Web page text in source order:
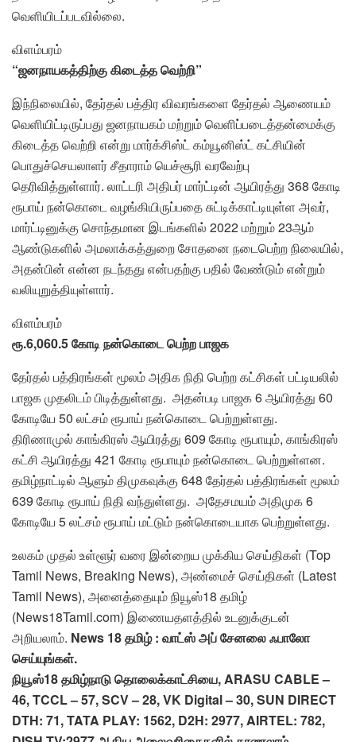
வெளியிடப்படவில்லை.
விளம்பரம்
“ஜனநாயகத்திற்கு கிடைத்த வெற்றி”
இந்நிலையில், தேர்தல் பத்திர விவரங்களை தேர்தல் ஆணையம்
வெளியிட்டிருப்பது ஜனநாயகம் மற்றும் வெளிப்படைத்தன்மைக்கு
கிடைத்த வெற்றி என்று மார்க்சிஸ்ட் கம்யூனிஸ்ட் கட்சியின்
பொதுச்செயலாளர் சீதாராம் யெச்சூரி வரவேற்பு
தெரிவித்துள்ளார். லாட்டரி அதிபர் மார்ட்டின் ஆயிரத்து 368 கோடி
ரூபாய் நன்கொடை வழங்கியிருப்பதை சுட்டிக்காட்டியுள்ள அவர்,
மார்ட்டினுக்கு சொந்தமான இடங்களில் 2022 மற்றும் 23ஆம்
ஆண்டுகளில் அமலாக்கத்துறை சோதனை நடைபெற்ற நிலையில்,
அதன்பின் என்ன நடந்தது என்பதற்கு பதில் வேண்டும் என்றும்
வலியுறுத்தியுள்ளார்.
விளம்பரம்
ரூ.6,060.5 கோடி நன்கொடை பெற்ற பாஜக
தேர்தல் பத்திரங்கள் மூலம் அதிக நிதி பெற்ற கட்சிகள் பட்டியலில்
பாஜக முதலிடம் பிடித்துள்ளது. அதன்படி பாஜக 6 ஆயிரத்து 60
கோடியே 50 லட்சம் ரூபாய் நன்கொடை பெற்றுள்ளது.
திரிணாமுல் காங்கிரஸ் ஆயிரத்து 609 கோடி ரூபாயும், காங்கிரஸ்
கட்சி ஆயிரத்து 421 கோடி ரூபாயும் நன்கொடை பெற்றுள்ளன.
தமிழ்நாட்டில் ஆளும் திமுகவுக்கு 648 தேர்தல் பத்திரங்கள் மூலம்
639 கோடி ரூபாய் நிதி வந்துள்ளது. அதேசமயம் அதிமுக 6
கோடியே 5 லட்சம் ரூபாய் மட்டும் நன்கொடையாக பெற்றுள்ளது.
உலகம் முதல் உள்ளூர் வரை இன்றைய முக்கிய செய்திகள் (Top
Tamil News, Breaking News), அண்மைச் செய்திகள் (Latest
Tamil News), அனைத்தையும் நியூஸ்18 தமிழ்
(News18Tamil.com) இணையதளத்தில் உடனுக்குடன்
அறியலாம். News 18 தமிழ் : வாட்ஸ் அப் சேனலை ஃபாலோ
செய்யுங்கள்.
நியூஸ்18 தமிழ்நாடு தொலைக்காட்சியை, ARASU CABLE –
46, TCCL – 57, SCV – 28, VK Digital – 30, SUN DIRECT
DTH: 71, TATA PLAY: 1562, D2H: 2977, AIRTEL: 782,